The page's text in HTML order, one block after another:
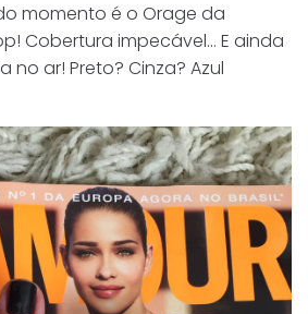
momento é o Orage da
Cobertura impecável… E ainda
no ar! Preto? Cinza? Azul